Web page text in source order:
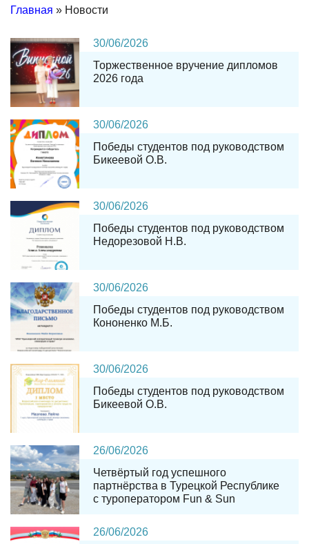
Главная » Новости
30/06/2026
Торжественное вручение дипломов
2026 года
30/06/2026
Победы студентов под руководством
Бикеевой О.В.
30/06/2026
Победы студентов под руководством
Недорезовой Н.В.
30/06/2026
Победы студентов под руководством
Кононенко М.Б.
30/06/2026
Победы студентов под руководством
Бикеевой О.В.
26/06/2026
Четвёртый год успешного
партнёрства в Турецкой Республике
с туроператором Fun & Sun
26/06/2026